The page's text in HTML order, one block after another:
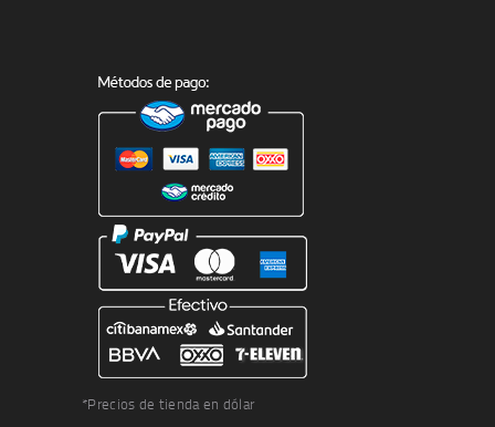
*Precios de tienda en dólar